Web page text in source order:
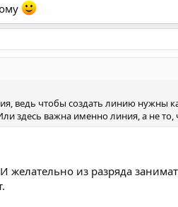
чтобы создать линию нужны
здесь важна именно линия, а не то,
из разряда